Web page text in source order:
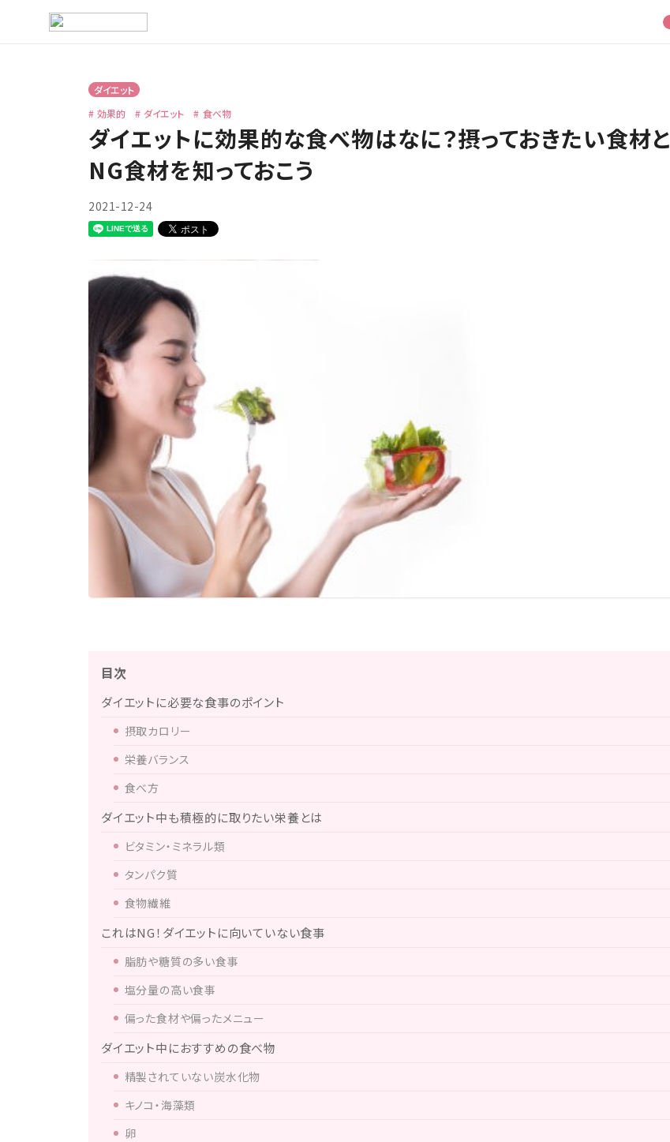
ダイエット
効果的
ダイエット 食べ物
ダイエットに効果的な食べ物はなに？摂っておきたい食材と
NG食材を知っておこう
2021-12-24
目次
ダイエットに必要な食事のポイント
摂取カロリー
栄養バランス
食べ方
ダイエット中も積極的に取りたい栄養とは
ビタミン・ミネラル類
タンパク質
食物繊維
これはNG！ダイエットに向いていない食事
脂肪や糖質の多い食事
塩分量の高い食事
偏った食材や偏ったメニュー
ダイエット中におすすめの食べ物
精製されていない炭水化物
キノコ・海藻類
卵